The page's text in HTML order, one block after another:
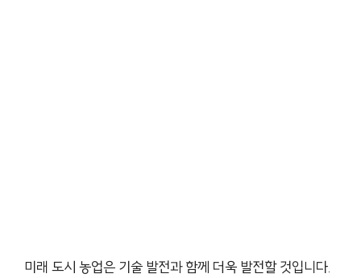
미래 도시 농업은 기술 발전과 함께 더욱 발전할 것입니다.